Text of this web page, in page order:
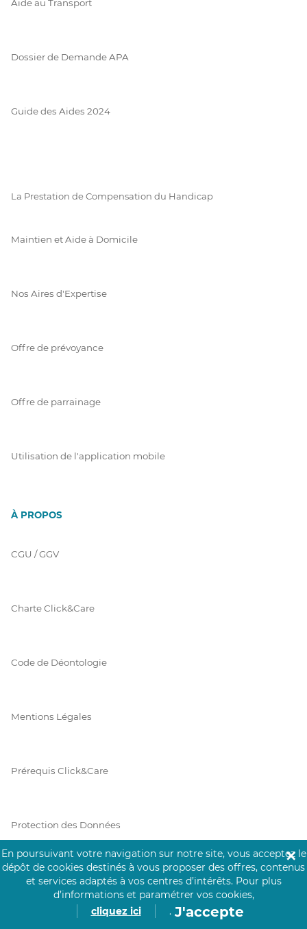
Aide au Transport
Dossier de Demande APA
Guide des Aides 2024
La Prestation de Compensation du Handicap
Maintien et Aide à Domicile
Nos Aires d'Expertise
Offre de prévoyance
Offre de parrainage
Utilisation de l'application mobile
À PROPOS
CGU / GGV
Charte Click&Care
Code de Déontologie
Mentions Légales
Prérequis Click&Care
Protection des Données
Vie Privée
En poursuivant votre navigation sur notre site, vous acceptez le
dépôt de cookies destinés à vous proposer des offres, contenus
et services adaptés à vos centres d’intérêts. Pour plus
d’informations et paramétrer vos cookies,
cliquez ici
. J'accepte
✕